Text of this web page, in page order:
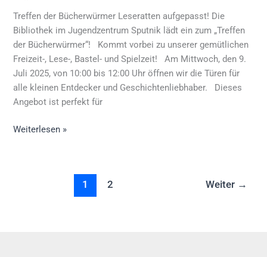
Treffen der Bücherwürmer Leseratten aufgepasst! Die
Bibliothek im Jugendzentrum Sputnik lädt ein zum „Treffen
der Bücherwürmer“! Kommt vorbei zu unserer gemütlichen
Freizeit-, Lese-, Bastel- und Spielzeit! Am Mittwoch, den 9.
Juli 2025, von 10:00 bis 12:00 Uhr öffnen wir die Türen für
alle kleinen Entdecker und Geschichtenliebhaber. Dieses
Angebot ist perfekt für
Weiterlesen »
1 2 Weiter →